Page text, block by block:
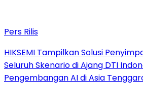
Pers Rilis
HIKSEMI Tampilkan Solusi
Seluruh Skenario di Ajang DTI
Pengembangan AI di Asia